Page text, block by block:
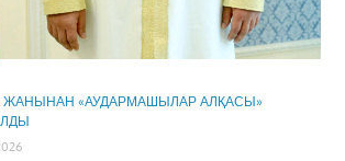
ЖАНЫНАН «АУДАРМАШЫЛАР АЛҚАСЫ»